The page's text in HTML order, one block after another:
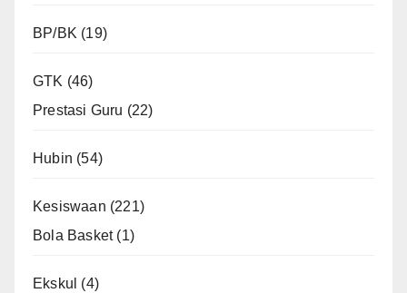
BP/BK (19)
GTK (46)
Prestasi Guru (22)
Hubin (54)
Kesiswaan (221)
Bola Basket(1)
Ekskul (4)